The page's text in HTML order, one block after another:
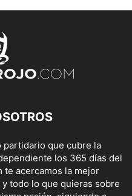
partidario que cubre la
los 365 días del
te acercamos la mejor
todo lo que quieras sobre